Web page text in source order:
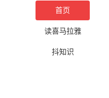
首页
读喜马拉雅
抖知识